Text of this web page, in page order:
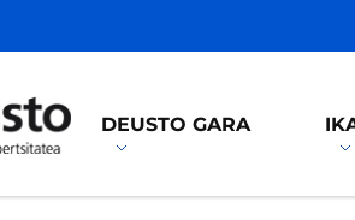
DEUSTO GARA